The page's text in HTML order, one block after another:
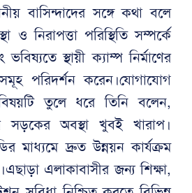
বাসিন্দাদের সঙ্গে কথা বলে
ও নিরাপত্তা পরিস্থিতি সম্পর্কে
স্থায়ী ক্যাম্প নির্মাণের
পরিদর্শন করেন।যোগাযোগ
বিষয়টি তুলে ধরে তিনি বলেন,
অবস্থা খুবই খারাপ।
মাধ্যমে দ্রুত উন্নয়ন কার্যক্রম
এলাকাবাসীর জন্য শিক্ষা,